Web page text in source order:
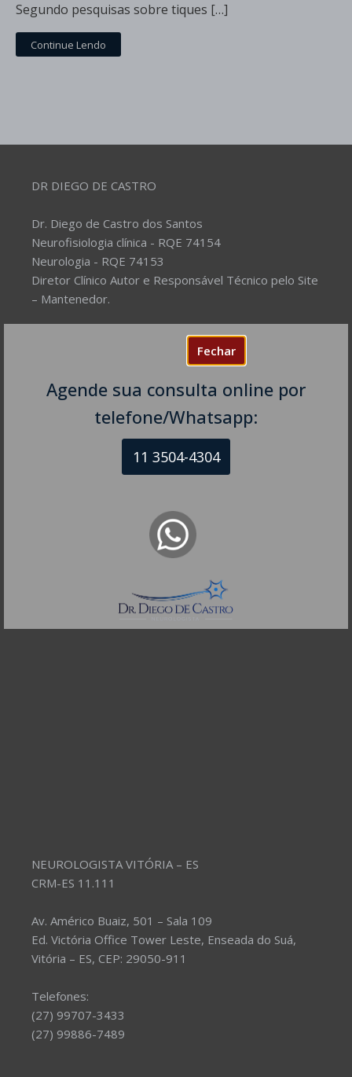
Fechar
Agende sua consulta online por
telefone/Whatsapp:
11 3504-4304
Segundo pesquisas sobre tiques […]
Continue Lendo
DR DIEGO DE CASTRO
Dr. Diego de Castro dos Santos
Neurofisiologia clínica - RQE 74154
Neurologia - RQE 74153
Diretor Clínico Autor e Responsável Técnico pelo Site
– Mantenedor.
Prover Soluções cada vez mais
completas de forma facilitada para a gestão da saúde
humanidade e sustentabilidade. Destinado ao
público em geral.
NEUROLOGISTA EM SÃO PAULO – SP
R. Itapeva, 518 - sala 1301
Bela Vista - São Paulo - SP
NEUROLOGISTA VITÓRIA – ES
CRM-ES 11.111
Av. Américo Buaiz, 501 – Sala 109
Ed. Victória Office Tower Leste, Enseada do Suá,
Vitória – ES, CEP: 29050-911
Telefones:
(27) 99707-3433
(27) 99886-7489